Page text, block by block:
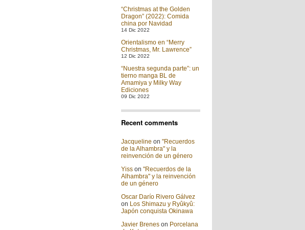
“Christmas at the Golden
Dragon” (2022): Comida
china por Navidad
14 Dic 2022
Orientalismo en “Merry
Christmas, Mr. Lawrence”
12 Dic 2022
“Nuestra segunda parte”: un
tierno manga BL de
Amamiya y Milky Way
Ediciones
09 Dic 2022
Recent comments
Jacqueline on "Recuerdos
de la Alhambra" y la
reinvención de un género
Yiss on "Recuerdos de la
Alhambra" y la reinvención
de un género
Oscar Darío Rivero Gálvez
on Los Shimazu y Ryûkyû:
Japón conquista Okinawa
Javier Brenes on Porcelana